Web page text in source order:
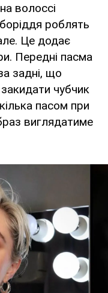
волоссі
роблять
Це додає
Передні пасма
задні, що
чубчик
пасом при
виглядатиме